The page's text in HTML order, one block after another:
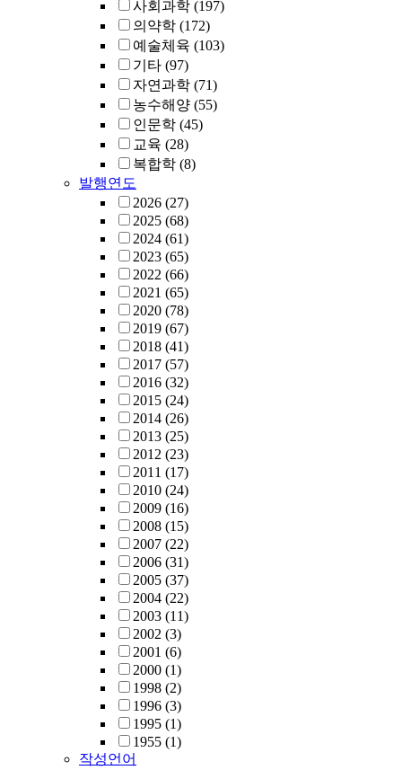
사회과학 (197)
의약학 (172)
예술체육 (103)
기타 (97)
자연과학 (71)
농수해양 (55)
인문학 (45)
교육 (28)
복합학 (8)
발행연도
2026 (27)
2025 (68)
2024 (61)
2023 (65)
2022 (66)
2021 (65)
2020 (78)
2019 (67)
2018 (41)
2017 (57)
2016 (32)
2015 (24)
2014 (26)
2013 (25)
2012 (23)
2011 (17)
2010 (24)
2009 (16)
2008 (15)
2007 (22)
2006 (31)
2005 (37)
2004 (22)
2003 (11)
2002 (3)
2001 (6)
2000 (1)
1998 (2)
1996 (3)
1995 (1)
1955 (1)
작성언어